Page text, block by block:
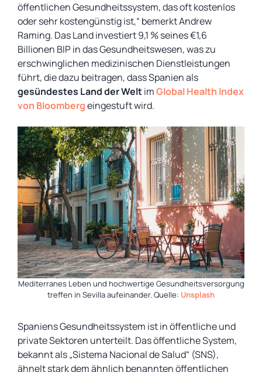
öffentlichen Gesundheitssystem, das oft kostenlos
oder sehr kostengünstig ist,“ bemerkt Andrew
Raming. Das Land investiert 9,1 % seines €1,6
Billionen BIP in das Gesundheitswesen, was zu
erschwinglichen medizinischen Dienstleistungen
führt, die dazu beitragen, dass Spanien als
gesündestes Land der WeltimGlobal Health Index
von Bloombergeingestuft wird.
Mediterranes Leben und hochwertige Gesundheitsversorgung
treffen in Sevilla aufeinander. Quelle: Unsplash
Spaniens Gesundheitssystem ist in öffentliche und
private Sektoren unterteilt. Das öffentliche System,
bekannt als „Sistema Nacional de Salud“ (SNS),
ähnelt stark dem ähnlich benannten öffentlichen